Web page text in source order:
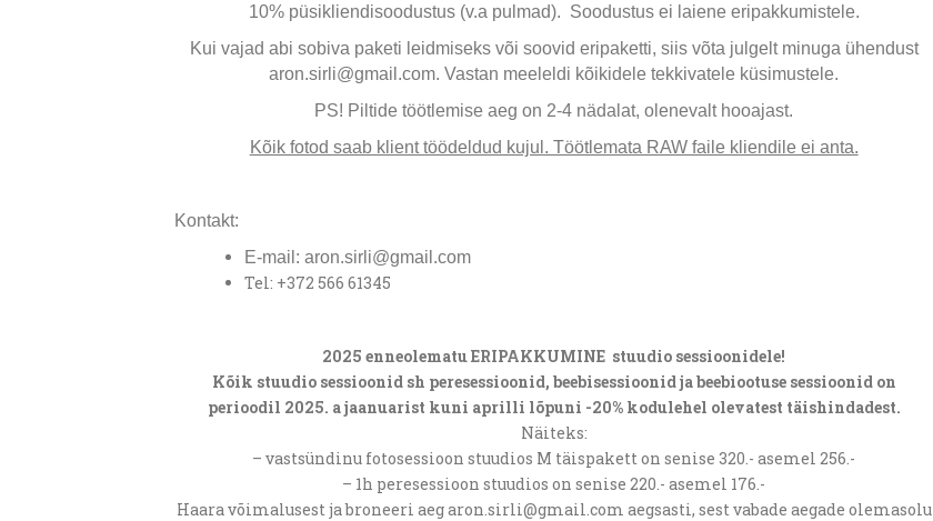
10% püsikliendisoodustus (v.a pulmad). Soodustus ei laiene eripakkumistele.
Kui vajad abi sobiva paketi leidmiseks või soovid eripaketti, siis võta julgelt minuga ühendust
aron.sirli@gmail.com. Vastan meeleldi kõikidele tekkivatele küsimustele.
PS! Piltide töötlemise aeg on 2-4 nädalat, olenevalt hooajast.
Kõik fotod saab klient töödeldud kujul. Töötlemata RAW faile kliendile ei anta.
Kontakt:
E-mail: aron.sirli@gmail.com
Tel: +372 566 61345
2025 enneolematu ERIPAKKUMINE stuudio sessioonidele!
Kõik stuudio sessioonid sh peresessioonid, beebisessioonid ja beebiootuse sessioonid on
perioodil 2025. a jaanuarist kuni aprilli lõpuni -20% kodulehel olevatest täishindadest.
Näiteks:
– vastsündinu fotosessioon stuudios M täispakett on senise 320.- asemel 256.-
– 1h peresessioon stuudios on senise 220.- asemel 176.-
Haara võimalusest ja broneeri aeg aron.sirli@gmail.com aegsasti, sest vabade aegade olemasolu